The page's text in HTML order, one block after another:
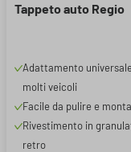
Tappeto auto Regio
Adattamento
molti veicoli
Facile da pulire e
Rivestimento in
retro